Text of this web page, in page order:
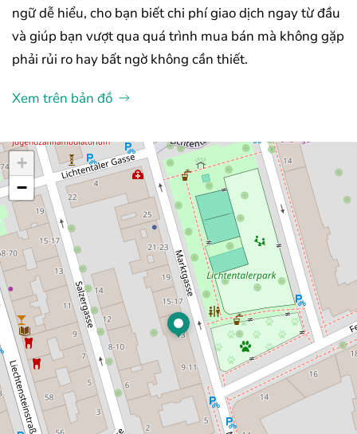
ngữ dễ hiểu, cho bạn biết chi phí giao dịch ngay từ đầu
và giúp bạn vượt qua quá trình mua bán mà không gặp
phải rủi ro hay bất ngờ không cần thiết.
Xem trên bản đồ
+
−